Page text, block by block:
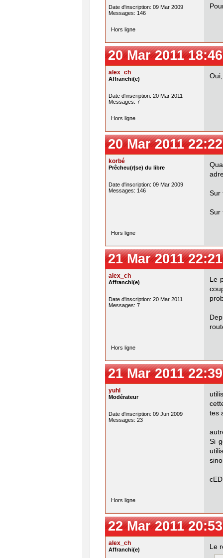
Date d'inscription: 09 Mar 2009
Messages: 146
Hors ligne
20 Mar 2011
alex_ch
Affranchi(e)
Date d'inscription: 20 Mar 2011
Messages: 7
Hors ligne
20 Mar 2011
korbé
Prêcheu(r|se) du libre
Date d'inscription: 09 Mar 2009
Messages: 146
Sur
Sur
Hors ligne
21 Mar 2011
alex_ch
Affranchi(e)
Date d'inscription: 20 Mar 2011
Messages: 7
Le
Hors ligne
21 Mar 2011
yuhl
Modérateur
Date d'inscription: 09 Jun 2009
Messages: 23
tes
Si
cED
Hors ligne
22 Mar 2011
alex_ch
Affranchi(e)
Le